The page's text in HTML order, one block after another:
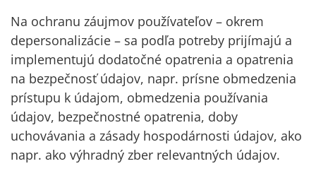
Na ochranu záujmov používateľov – okrem
depersonalizácie – sa podľa potreby prijímajú a
implementujú dodatočné opatrenia a opatrenia
na bezpečnosť údajov, napr. prísne obmedzenia
prístupu k údajom, obmedzenia používania
údajov, bezpečnostné opatrenia, doby
uchovávania a zásady hospodárnosti údajov, ako
napr. ako výhradný zber relevantných údajov.